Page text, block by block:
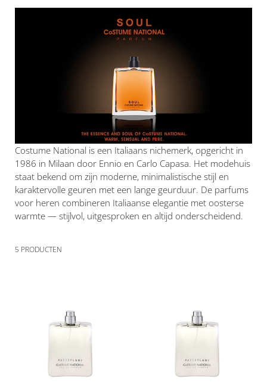
Costume National is een Italiaans nichemerk, opgericht in
1986 in Milaan door Ennio en Carlo Capasa. Het modehuis
staat bekend om zijn moderne, minimalistische stijl en
karaktervolle geuren met een lange geurduur. De parfums
voor heren combineren Italiaanse elegantie met oosterse
warmte — stijlvol, uitgesproken en altijd onderscheidend.
5 PRODUCTEN
verlanglijst
verlanglijst